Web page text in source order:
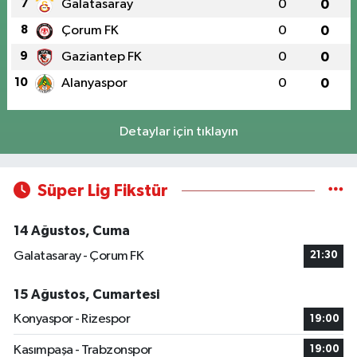
7 Galatasaray 0 0
8 Çorum FK 0 0
9 Gaziantep FK 0 0
10 Alanyaspor 0 0
Detaylar için tıklayın
Süper Lig Fikstür
14 Ağustos, Cuma
Galatasaray - Çorum FK
21:30
15 Ağustos, Cumartesi
Konyaspor - Rizespor
19:00
Kasımpaşa - Trabzonspor 19:00